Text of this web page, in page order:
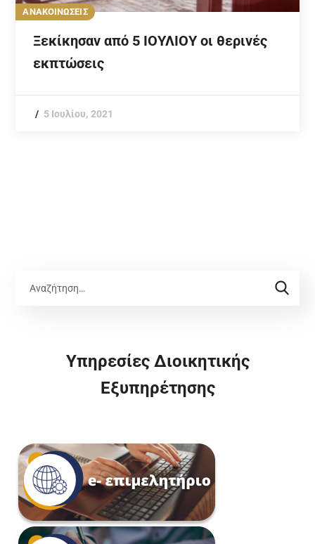
ΑΝΑΚΟΙΝΩΣΕΙΣ
Ξεκίκησαν από 5 ΙΟΥΛΙΟΥ οι θερινές
εκπτώσεις
5 Ιουλίου, 2021
Υπηρεσίες Διοικητικής
Εξυπηρέτησης